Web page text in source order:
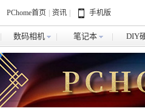
PChome首页 资讯 手机版
数码相机 笔记本 DIY